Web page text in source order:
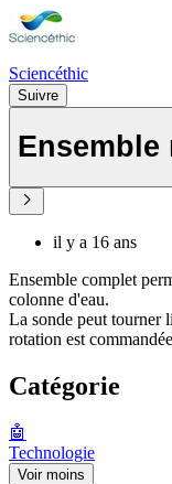
Sciencéthic
Suivre
Ensemble
il y a 16 ans
Ensemble complet
colonne d'eau.
La sonde peut tourner
rotation est
Catégorie
🤖
Technologie
Voir moins